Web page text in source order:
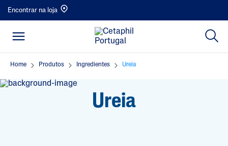
Encontrar na loja
Home Produtos Ingredientes Ureia
Ureia